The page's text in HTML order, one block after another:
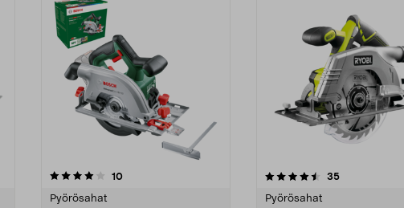
10arvostelut
Pyörösahat
4.5viidestä
35arvostelut
Pyörösahat